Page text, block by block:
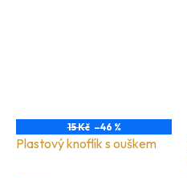
15 Kč –46 %
Plastový knoflík s ouškem